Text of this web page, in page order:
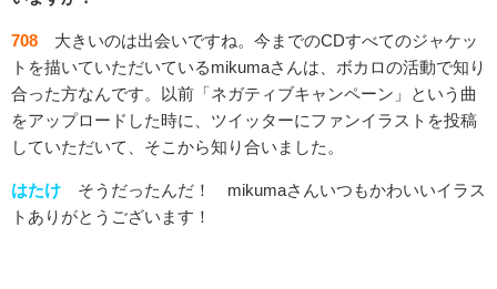
708
大きいのは出会いですね。今までのCDすべてのジャケッ
トを描いていただいているmikumaさんは、ボカロの活動で知り
合った方なんです。以前「ネガティブキャンペーン」という曲
をアップロードした時に、ツイッターにファンイラストを投稿
していただいて、そこから知り合いました。
はたけ
そうだったんだ！ mikumaさんいつもかわいいイラス
トありがとうございます！